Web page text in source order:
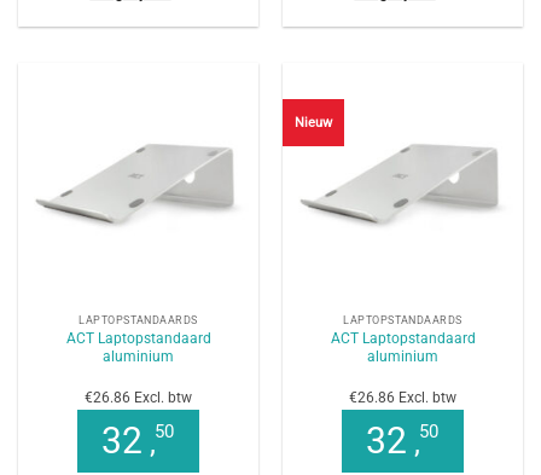
LAPTOPSTANDAARDS
ACT Laptopstandaard
aluminium
€26.86 Excl. btw
32 ,50
Nieuw
LAPTOPSTANDAARDS
ACT Laptopstandaard
aluminium
€26.86 Excl. btw
32 ,50